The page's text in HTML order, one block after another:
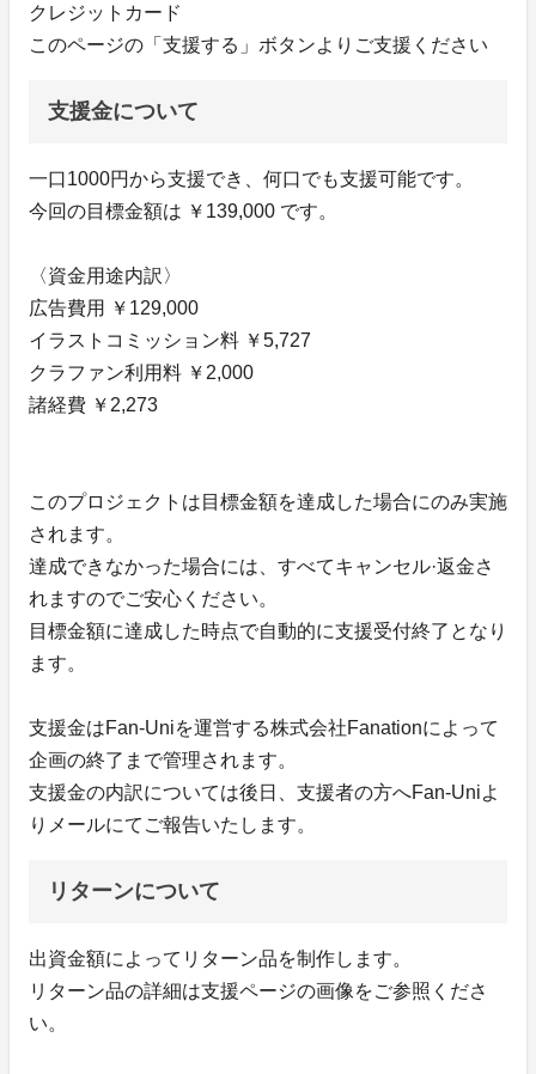
クレジットカード
このページの「支援する」ボタンよりご支援ください
支援金について
一口1000円から支援でき、何口でも支援可能です。
今回の目標金額は ￥139,000 です。
〈資金用途内訳〉
広告費用 ￥129,000
イラストコミッション料 ￥5,727
クラファン利用料 ￥2,000
諸経費 ￥2,273
このプロジェクトは目標金額を達成した場合にのみ実施
されます。
達成できなかった場合には、すべてキャンセル·返金さ
れますのでご安心ください。
目標金額に達成した時点で自動的に支援受付終了となり
ます。
支援金はFan-Uniを運営する株式会社Fanationによって
企画の終了まで管理されます。
支援金の内訳については後日、支援者の方へFan-Uniよ
りメールにてご報告いたします。
リターンについて
出資金額によってリターン品を制作します。
リターン品の詳細は支援ページの画像をご参照くださ
い。